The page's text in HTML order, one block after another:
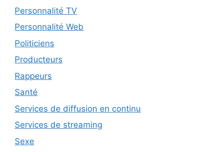
Personnalité TV
Personnalité Web
Politiciens
Producteurs
Rappeurs
Santé
Services de diffusion en continu
Services de streaming
Sexe